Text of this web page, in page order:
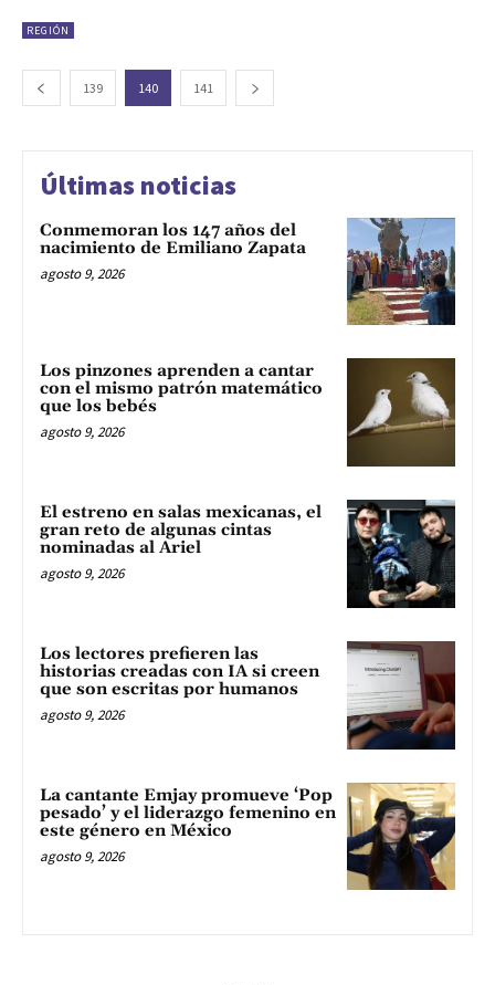
REGIÓN
139 140 141
Últimas noticias
Conmemoran los 147 años del
nacimiento de Emiliano Zapata
agosto 9, 2026
Los pinzones aprenden a cantar
con el mismo patrón matemático
que los bebés
agosto 9, 2026
El estreno en salas mexicanas, el
gran reto de algunas cintas
nominadas al Ariel
agosto 9, 2026
Los lectores prefieren las
historias creadas con IA si creen
que son escritas por humanos
agosto 9, 2026
La cantante Emjay promueve ‘Pop
pesado’ y el liderazgo femenino en
este género en México
agosto 9, 2026